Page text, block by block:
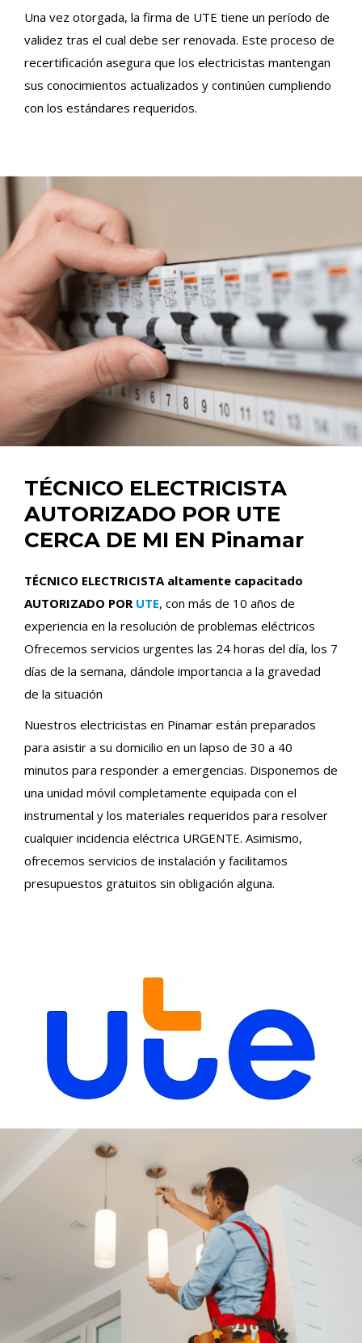
Una vez otorgada, la firma de UTE tiene un período de
validez tras el cual debe ser renovada. Este proceso de
recertificación asegura que los electricistas mantengan
sus conocimientos actualizados y continúen cumpliendo
con los estándares requeridos.
TÉCNICO ELECTRICISTA
AUTORIZADO POR UTE
CERCA DE MI EN Pinamar
TÉCNICO ELECTRICISTA altamente capacitado
AUTORIZADO POR UTE, con más de 10 años de
experiencia en la resolución de problemas eléctricos
Ofrecemos servicios urgentes las 24 horas del día, los 7
días de la semana, dándole importancia a la gravedad
de la situación
Nuestros electricistas en Pinamar están preparados
para asistir a su domicilio en un lapso de 30 a 40
minutos para responder a emergencias. Disponemos de
una unidad móvil completamente equipada con el
instrumental y los materiales requeridos para resolver
cualquier incidencia eléctrica URGENTE. Asimismo,
ofrecemos servicios de instalación y facilitamos
presupuestos gratuitos sin obligación alguna.